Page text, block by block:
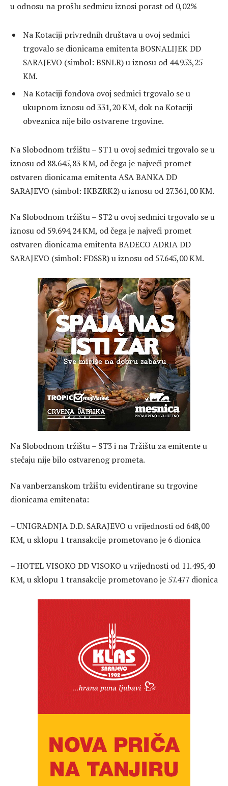
u odnosu na prošlu sedmicu iznosi porast od 0,02%
Na Kotaciji privrednih društava u ovoj sedmici
trgovalo se dionicama emitenta BOSNALIJEK DD
SARAJEVO (simbol: BSNLR) u iznosu od 44.953,25
KM.
Na Kotaciji fondova ovoj sedmici trgovalo se u
ukupnom iznosu od 331,20 KM, dok na Kotaciji
obveznica nije bilo ostvarene trgovine.
Na Slobodnom tržištu – ST1 u ovoj sedmici trgovalo se u
iznosu od 88.645,83 KM, od čega je najveći promet
ostvaren dionicama emitenta ASA BANKA DD
SARAJEVO (simbol: IKBZRK2) u iznosu od 27.361,00 KM.
Na Slobodnom tržištu – ST2 u ovoj sedmici trgovalo se u
iznosu od 59.694,24 KM, od čega je najveći promet
ostvaren dionicama emitenta BADECO ADRIA DD
SARAJEVO (simbol: FDSSR) u iznosu od 57.645,00 KM.
Na Slobodnom tržištu – ST3 i na Tržištu za emitente u
stečaju nije bilo ostvarenog prometa.
Na vanberzanskom tržištu evidentirane su trgovine
dionicama emitenata:
– UNIGRADNJA D.D. SARAJEVO u vrijednosti od 648,00
KM, u sklopu 1 transakcije prometovano je 6 dionica
– HOTEL VISOKO DD VISOKO u vrijednosti od 11.495,40
KM, u sklopu 1 transakcije prometovano je 57.477 dionica